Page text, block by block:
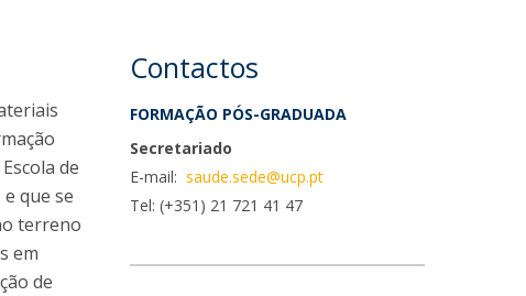
UCP2 Mental Health
Contacts
de
que se
terreno
em
de
Contactos
FORMAÇÃO PÓS-GRADUADA
Secretariado
E-mail: saude.sede@ucp.pt
Tel: (+351) 21 721 41 47